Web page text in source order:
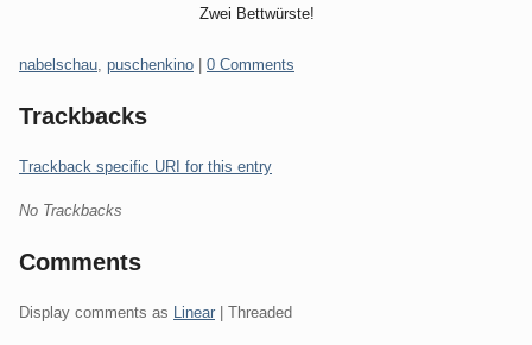
Zwei Bettwürste!
Categories:
nabelschau puschenkino 0 Comments
Trackbacks
Trackback specific URI for this entry
No Trackbacks
Comments
Display comments as Linear | Threaded